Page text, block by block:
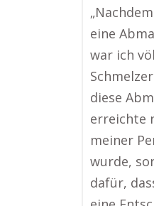
eine
war ich
diese
erreichte
meiner
wurde,
dafür,